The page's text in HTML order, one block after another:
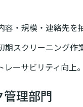
・規模・連絡先を
スクリーニング作
ーサビリティ向上。
理部門